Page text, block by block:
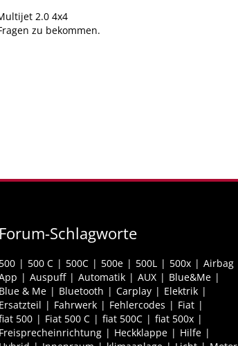
2.0 4x4
zu bekommen.
Forum-Schlagworte
500 500 C 500C 500e 500L 500x
Airbag
Auspuff Automatik AUX
Blue&Me
Blue & Me
Bluetooth Carplay
Elektrik
Ersatzteil
Fahrwerk Fehlercodes
Fiat
500
Fiat 500 C fiat 500C
fiat 500x
Freisprecheinrichtung
Heckklappe
Hilfe